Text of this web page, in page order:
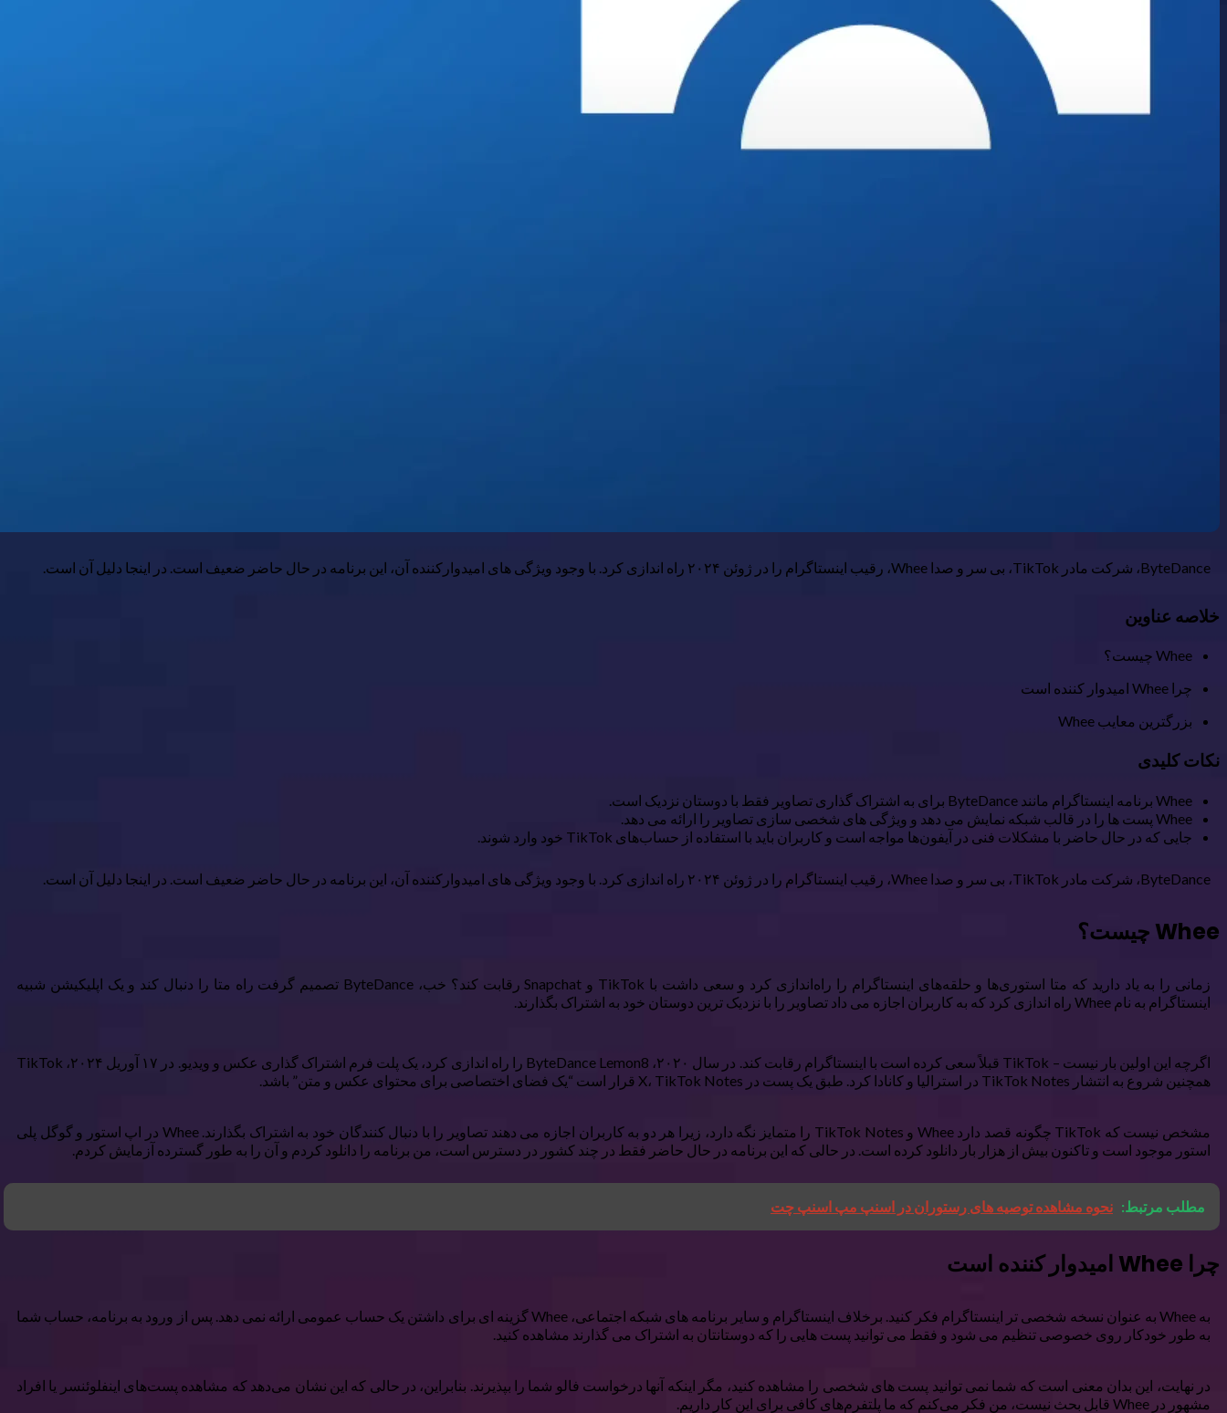
ByteDance، شرکت مادر TikTok، بی سر و صدا Whee، رقیب اینستاگرام را در ژوئن ۲۰۲۴ راه اندازی کرد. با وجود ویژگی های امیدوارکننده آن، این برنامه در حال حاضر ضعیف است. در اینجا دلیل آن است.
خلاصه عناوین
Whee چیست؟
چرا Whee امیدوار کننده است
بزرگترین معایب Whee
نکات کلیدی
Whee برنامه اینستاگرام مانند ByteDance برای به اشتراک گذاری تصاویر فقط با دوستان نزدیک است.
Whee پست ها را در قالب شبکه نمایش می دهد و ویژگی های شخصی سازی تصاویر را ارائه می دهد.
جایی که در حال حاضر با مشکلات فنی در آیفون‌ها مواجه است و کاربران باید با استفاده از حساب‌های TikTok خود وارد شوند.
ByteDance، شرکت مادر TikTok، بی سر و صدا Whee، رقیب اینستاگرام را در ژوئن ۲۰۲۴ راه اندازی کرد. با وجود ویژگی های امیدوارکننده آن، این برنامه در حال حاضر ضعیف است. در اینجا دلیل آن است.
Whee چیست؟
زمانی را به یاد دارید که متا استوری‌ها و حلقه‌های اینستاگرام را راه‌اندازی کرد و سعی داشت با TikTok و Snapchat رقابت کند؟ خب، ByteDance تصمیم گرفت راه متا را دنبال کند و یک اپلیکیشن شبیه
اینستاگرام به نام Whee راه اندازی کرد که به کاربران اجازه می داد تصاویر را با نزدیک ترین دوستان خود به اشتراک بگذارند.
اگرچه این اولین بار نیست – TikTok قبلاً سعی کرده است با اینستاگرام رقابت کند. در سال ۲۰۲۰، ByteDance Lemon8 را راه اندازی کرد، یک پلت فرم اشتراک گذاری عکس و ویدیو. در ۱۷ آوریل ۲۰۲۴، TikTok
همچنین شروع به انتشار TikTok Notes در استرالیا و کانادا کرد. طبق یک پست در X، TikTok Notes قرار است “یک فضای اختصاصی برای محتوای عکس و متن” باشد.
مشخص نیست که TikTok چگونه قصد دارد Whee و TikTok Notes را متمایز نگه دارد، زیرا هر دو به کاربران اجازه می دهند تصاویر را با دنبال کنندگان خود به اشتراک بگذارند. Whee در اپ استور و گوگل پلی
استور موجود است و تاکنون بیش از هزار بار دانلود کرده است. در حالی که این برنامه در حال حاضر فقط در چند کشور در دسترس است، من برنامه را دانلود کردم و آن را به طور گسترده آزمایش کردم.
مطلب مرتبط: نحوه مشاهده توصیه های رستوران در اسنپ مپ اسنپ چت
چرا Whee امیدوار کننده است
به Whee به عنوان نسخه شخصی تر اینستاگرام فکر کنید. برخلاف اینستاگرام و سایر برنامه های شبکه اجتماعی، Whee گزینه ای برای داشتن یک حساب عمومی ارائه نمی دهد. پس از ورود به برنامه، حساب شما
به طور خودکار روی خصوصی تنظیم می شود و فقط می توانید پست هایی را که دوستانتان به اشتراک می گذارند مشاهده کنید.
در نهایت، این بدان معنی است که شما نمی توانید پست های شخصی را مشاهده کنید، مگر اینکه آنها درخواست فالو شما را بپذیرند. بنابراین، در حالی که این نشان می‌دهد که مشاهده پست‌های اینفلوئنسر یا افراد
مشهور در Whee قابل بحث نیست، من فکر می‌کنم که ما پلتفرم‌های کافی برای این کار داریم.